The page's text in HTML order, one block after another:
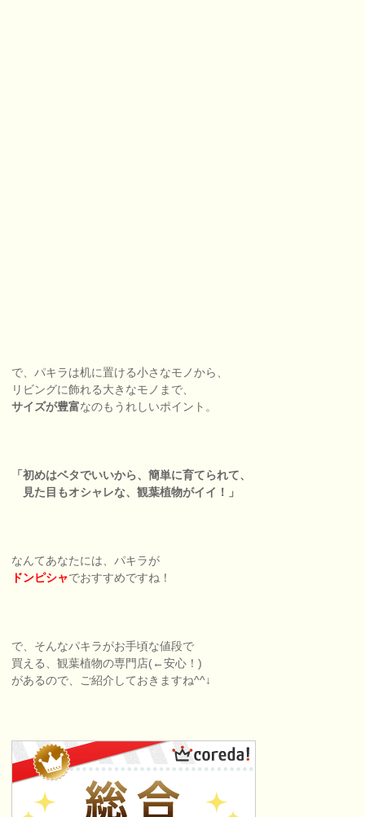
で、パキラは机に置ける小さなモノから、
リビングに飾れる大きなモノまで、
サイズが豊富なのもうれしいポイント。
「初めはベタでいいから、簡単に育てられて、
見た目もオシャレな、観葉植物がイイ！」
なんてあなたには、パキラが
ドンピシャでおすすめですね！
で、そんなパキラがお手頃な値段で
買える、観葉植物の専門店(←安心！)
があるので、ご紹介しておきますね^^↓